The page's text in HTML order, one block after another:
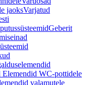
jaoksVarjatud
Geberit
Elemendid WC-pottidele
valamutele